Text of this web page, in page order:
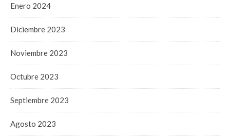
Enero 2024
Diciembre 2023
Noviembre 2023
Octubre 2023
Septiembre 2023
Agosto 2023